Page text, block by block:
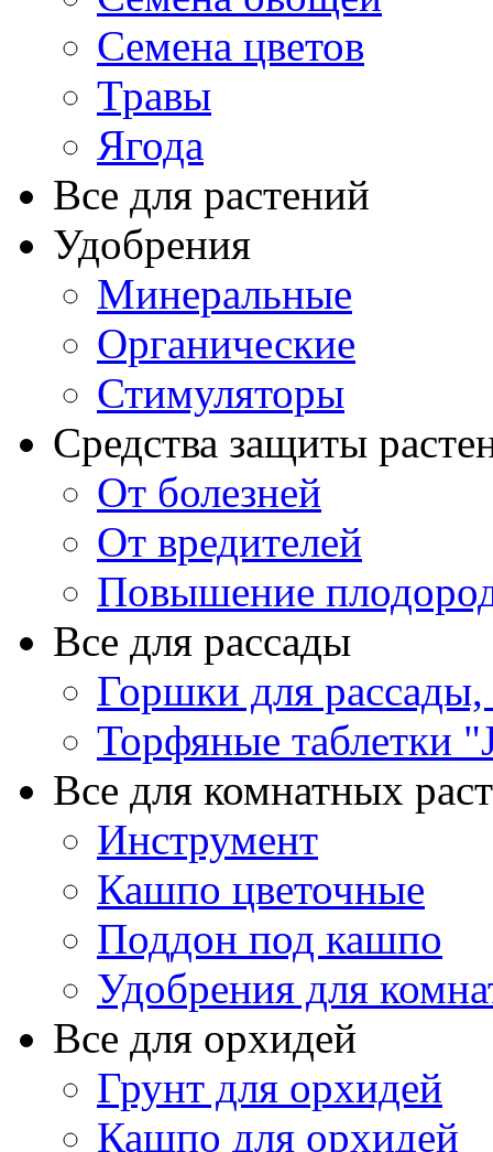
Семена цветов
Травы
Ягода
Все для растений
Удобрения
Минеральные
Органические
Стимуляторы
Средства защиты
От болезней
От вредителей
Повышение
Все для рассады
Горшки для рассады,
Торфяные таблетки
Все для комнатных
Инструмент
Кашпо цветочные
Поддон под кашпо
Удобрения для
Все для орхидей
Грунт для орхидей
Кашпо для орхидей